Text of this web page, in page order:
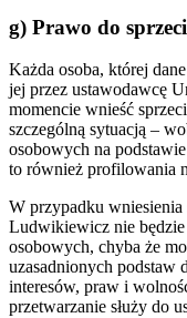
g) Prawo do
Każda osoba, której
jej przez ustawodawcę
momencie wnieść
szczególną sytuacją –
osobowych na
to również profilowania
W przypadku
Ludwikiewicz nie
osobowych, chyba że
uzasadnionych podstaw
interesów, praw i
przetwarzanie służy do